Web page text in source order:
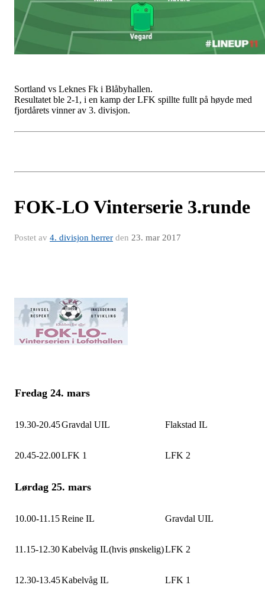
Sortland vs Leknes Fk i Blåbyhallen.
Resultatet ble 2-1, i en kamp der LFK spillte fullt på høyde med
fjordårets vinner av 3. divisjon.
FOK-LO Vinterserie 3.runde
Postet av 4. divisjon herrer den 23. mar 2017
Fredag 24. mars
19.30-20.45Gravdal UIL Flakstad IL
20.45-22.00LFK 1 LFK 2
Lørdag 25. mars
10.00-11.15Reine IL Gravdal UIL
11.15-12.30Kabelvåg IL(hvis ønskelig)LFK 2
12.30-13.45Kabelvåg IL LFK 1